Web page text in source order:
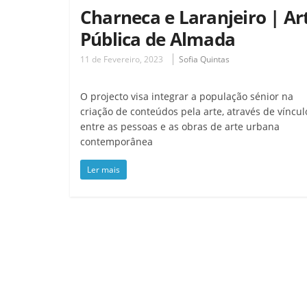
Charneca e Laranjeiro |
Pública de Almada
11 de Fevereiro, 2023 Sofia Quintas
O projecto visa integrar a população sénior na
criação de conteúdos pela arte, através de
entre as pessoas e as obras de arte urbana
contemporânea
Ler mais